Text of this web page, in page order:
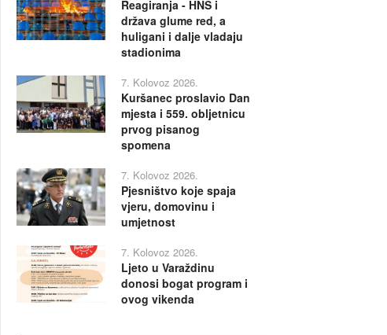
Reagiranja - HNS i
država glume red, a
huligani i dalje vladaju
stadionima
7. Kolovoz 2026.
Kuršanec proslavio Dan
mjesta i 559. obljetnicu
prvog pisanog
spomena
7. Kolovoz 2026.
Pjesništvo koje spaja
vjeru, domovinu i
umjetnost
7. Kolovoz 2026.
Ljeto u Varaždinu
donosi bogat program i
ovog vikenda